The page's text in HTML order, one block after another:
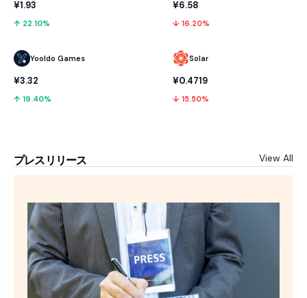
¥1.93
↑ 22.10%
Yooldo Games
¥3.32
↑ 19.40%
¥6.58
↓ 16.20%
Solar
¥0.4719
↓ 15.50%
プレスリリース View All